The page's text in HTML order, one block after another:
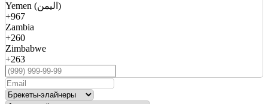
Yemen (اليمن)
+967
Zambia
+260
Zimbabwe
+263